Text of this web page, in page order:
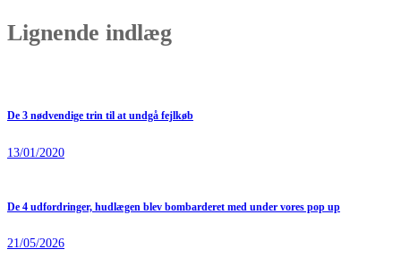
Lignende indlæg
De 3 nødvendige trin til at undgå fejlkøb
13/01/2020
De 4 udfordringer, hudlægen blev bombarderet med under vores pop up
21/05/2026